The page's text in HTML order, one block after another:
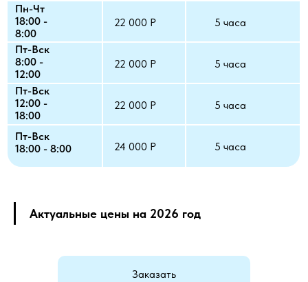
Пн-Чт
18:00 -
8:00
Пт-Вск
8:00 -
12:00
Пт-Вск
12:00 -
18:00
Пт-Вск
18:00 - 8:00
22 000 Р 5 часа
22 000 Р
22 000 Р
24 000 Р
5 часа
5 часа
5 часа
Актуальные цены на 2026 год
Заказать